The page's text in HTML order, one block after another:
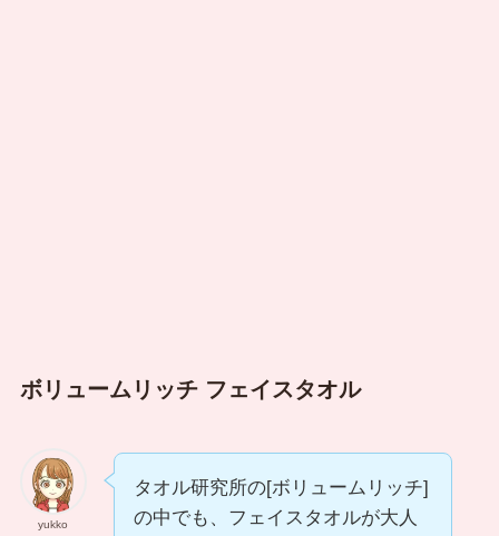
ボリュームリッチ フェイスタオル
yukko
タオル研究所の[ボリュームリッチ]
の中でも、フェイスタオルが大人